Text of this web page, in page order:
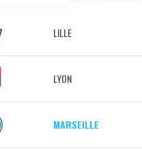
LILLE
LYON
MARSEILLE